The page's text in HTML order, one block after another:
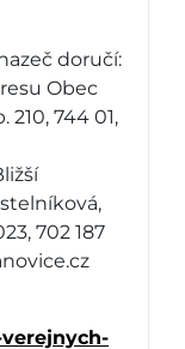
doručí:
Obec
210, 744 01,
702 187